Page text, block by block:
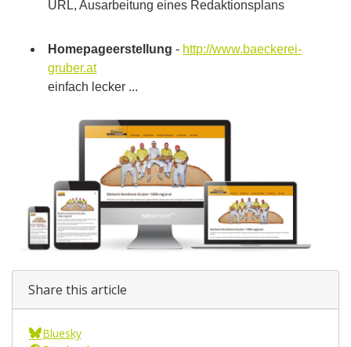
URL, Ausarbeitung eines Redaktionsplans
Homepageerstellung - http://www.baeckerei-
gruber.at
einfach lecker ...
Share this article
Bluesky